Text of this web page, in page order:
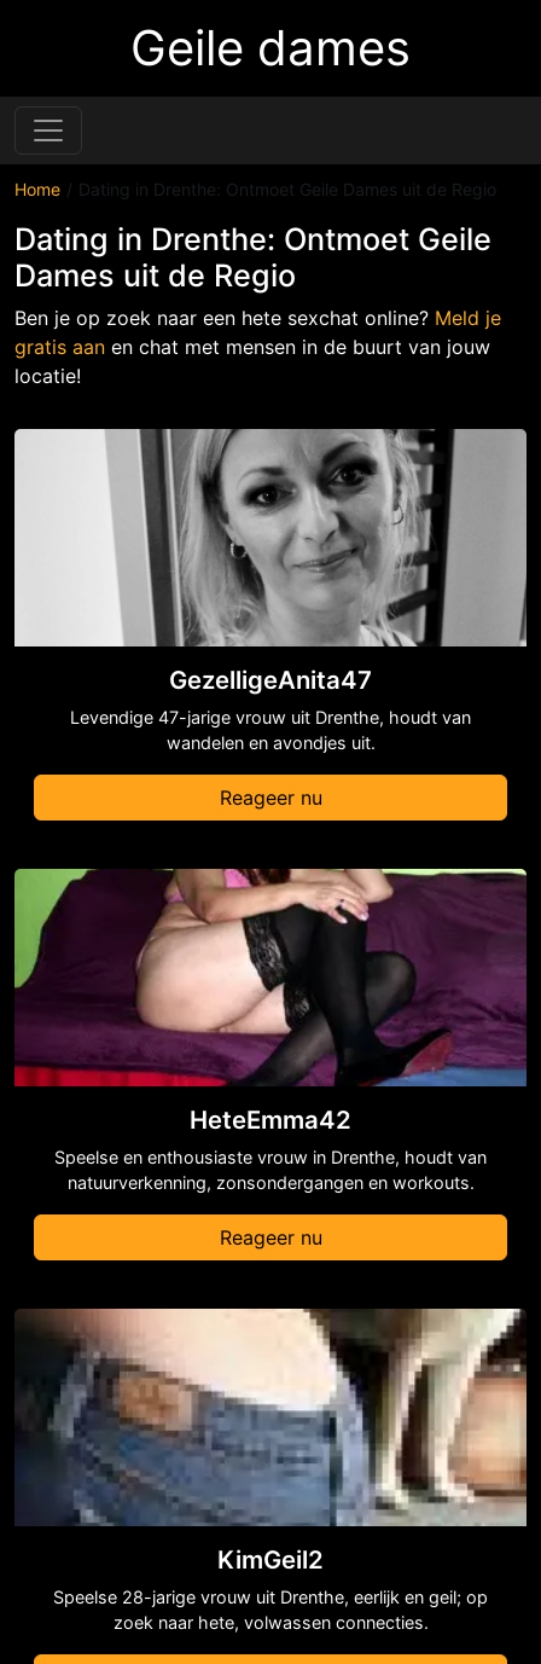
Geile dames
Home Dating in Drenthe: Ontmoet Geile Dames uit de Regio
Dating in Drenthe: Ontmoet Geile
Dames uit de Regio
Ben je op zoek naar een hete sexchat online? Meld je
gratis aan en chat met mensen in de buurt van jouw
locatie!
GezelligeAnita47
Levendige 47-jarige vrouw uit Drenthe, houdt van
wandelen en avondjes uit.
Reageer nu
HeteEmma42
Speelse en enthousiaste vrouw in Drenthe, houdt van
natuurverkenning, zonsondergangen en workouts.
Reageer nu
KimGeil2
Speelse 28-jarige vrouw uit Drenthe, eerlijk en geil; op
zoek naar hete, volwassen connecties.